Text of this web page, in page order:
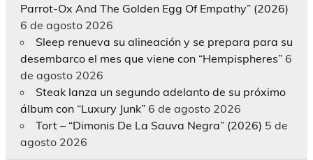
Parrot-Ox And The Golden Egg Of Empathy” (2026)
6 de agosto 2026
Sleep renueva su alineación y se prepara para su
desembarco el mes que viene con “Hempispheres” 6
de agosto 2026
Steak lanza un segundo adelanto de su próximo
álbum con “Luxury Junk” 6 de agosto 2026
Tort – “Dimonis De La Sauva Negra” (2026) 5 de
agosto 2026